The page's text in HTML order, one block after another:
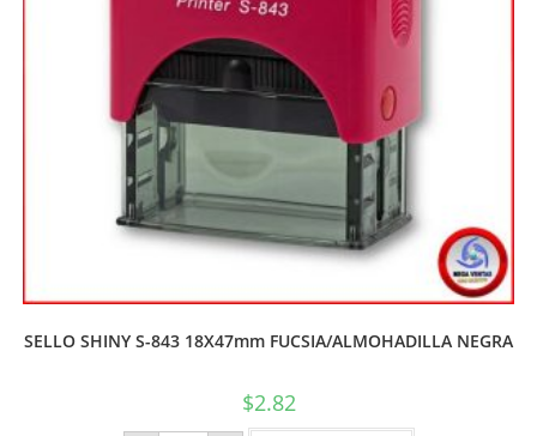
SELLO SHINY S-843 18X47mm FUCSIA/ALMOHADILLA NEGRA
$2.82